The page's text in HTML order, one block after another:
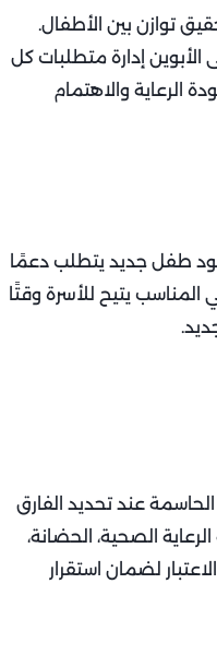
توازن بين الأطفال.
إدارة متطلبات كل
الرعاية والاهتمام
طفل جديد يتطلب دعمًا
المناسب يتيح للأسرة وقتًا
عند تحديد الفارق
الصحية، الحضانة،
لضمان استقرار